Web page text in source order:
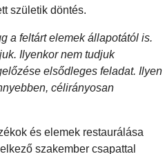
születik döntés.
a feltárt elemek állapotától is.
Ilyenkor nem tudjuk
elsődleges feladat. Ilyen
célirányosan
és elemek restaurálása
szakember csapattal